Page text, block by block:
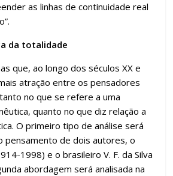
as linhas de continuidade real
da totalidade
que, ao longo dos séculos XX e
atração entre os pensadores
no que se refere a uma
quanto no que diz relação a
O primeiro tipo de análise será
pensamento de dois autores, o
1998) e o brasileiro V. F. da Silva
abordagem será analisada na